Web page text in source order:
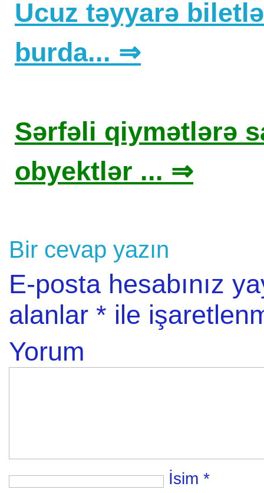
Ucuz təyyarə
burda... ⇒
Sərfəli qiymətlərə
obyektlər ... ⇒
Bir cevap yazın
E-posta hesabınız
alanlar * ile
Yorum
İsim *